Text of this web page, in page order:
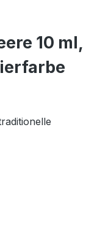
10 ml,